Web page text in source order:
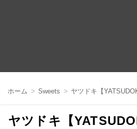
ン
ホーム Sweets ヤツドキ【
ヤツドキ【